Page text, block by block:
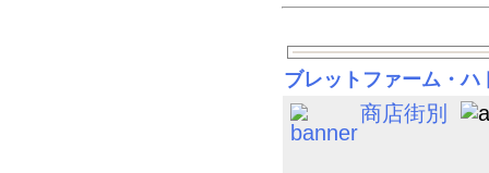
ブレットファーム・ハ
商店街別